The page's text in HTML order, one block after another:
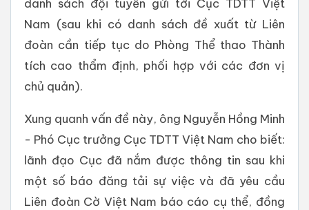
Nam (sau khi có danh sách đề xuất từ Liên
đoàn cần tiếp tục do Phòng Thể thao Thành
tích cao thẩm định, phối hợp với các đơn vị
chủ quản).
Xung quanh vấn đề này, ông Nguyễn Hồng Minh
- Phó Cục trưởng Cục TDTT Việt Nam cho biết:
lãnh đạo Cục đã nắm được thông tin sau khi
một số báo đăng tải sự việc và đã yêu cầu
Liên đoàn Cờ Việt Nam báo cáo cụ thể, đồng